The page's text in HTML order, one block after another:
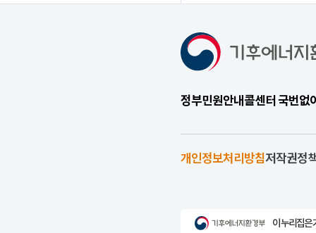
정부민원안내콜센터 국번
개인정보처리방침저작권정
이 누리집은